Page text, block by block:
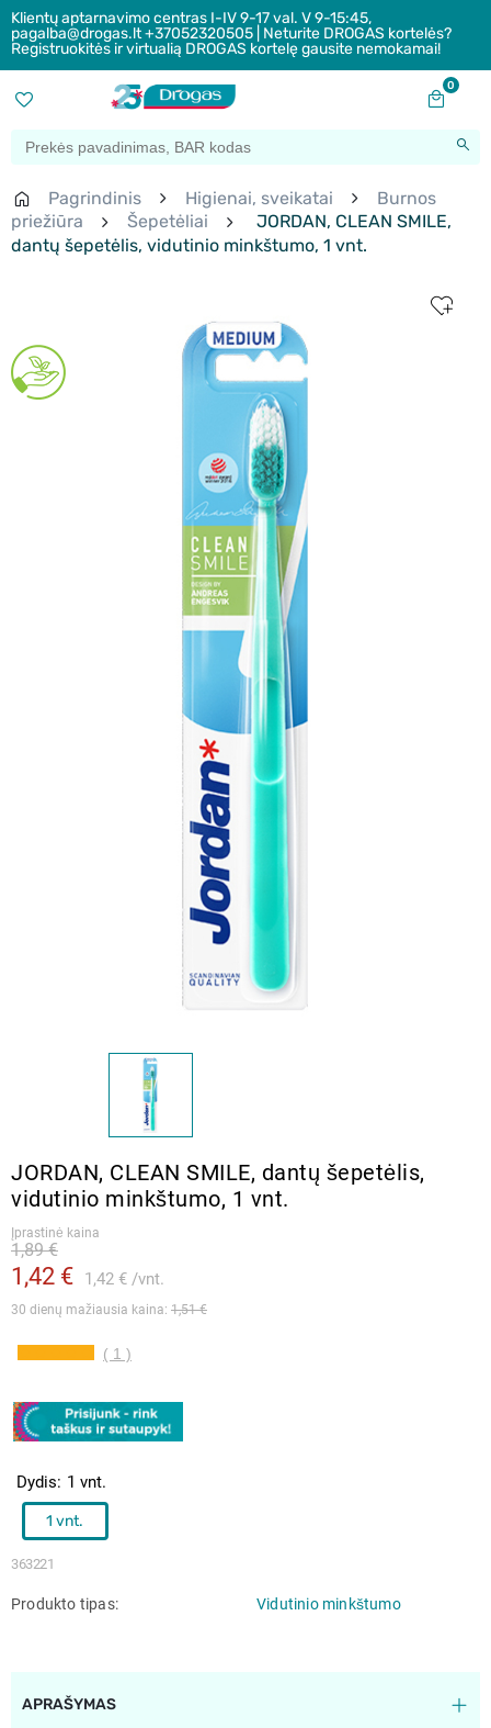
Klientų aptarnavimo centras I-IV 9-17 val. V 9-15:45,
pagalba@drogas.lt +37052320505 | Neturite DROGAS kortelės?
Registruokitės ir virtualią DROGAS kortelę gausite nemokamai!
0
Pagrindinis Higienai, sveikatai
Burnos
priežiūra
Šepetėliai
JORDAN, CLEAN SMILE,
dantų šepetėlis, vidutinio minkštumo, 1 vnt.
JORDAN, CLEAN SMILE, dantų šepetėlis,
vidutinio minkštumo, 1 vnt.
Įprastinė kaina
1,42 € 1,42 € vnt.
1,89 €
30 dienų mažiausia kaina: 1,51 €
( 1 )
363221
Dydis 1 vnt.
1 vnt.
Produkto tipas Vidutinio minkštumo
APRAŠYMAS